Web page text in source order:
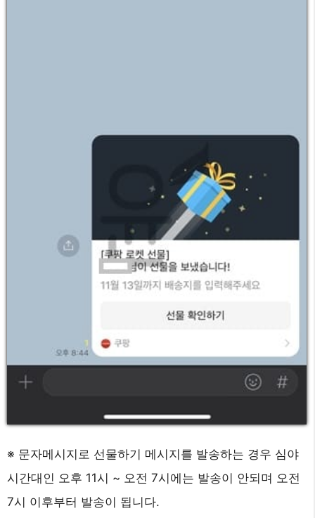
※ 문자메시지로 선물하기 메시지를 발송하는 경우 심야
시간대인 오후 11시 ~ 오전 7시에는 발송이 안되며 오전
7시 이후부터 발송이 됩니다.